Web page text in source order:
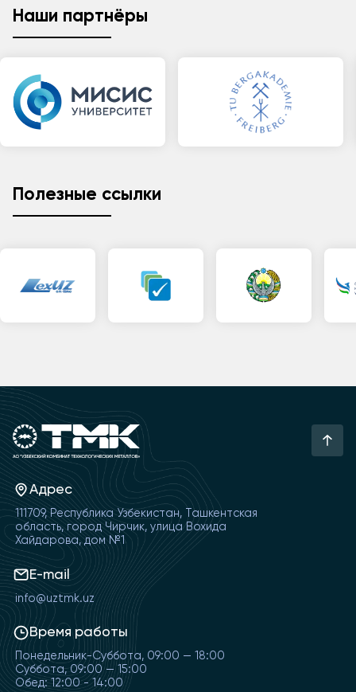
Наши партнёры
Полезные ссылки
Адрес
111709, Республика Узбекистан, Ташкентская
область, город Чирчик, улица Вохида
Хайдарова, дом №1
E-mail
info@uztmk.uz
Время работы
Понедельник-Суббота, 09:00 — 18:00
Суббота, 09:00 — 15:00
Обед: 12:00 - 14:00